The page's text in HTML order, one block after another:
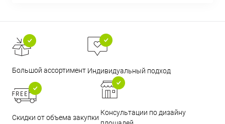
Большой ассортимент Индивидуальный подход
Скидки от объема закупки
Консультации по дизайну